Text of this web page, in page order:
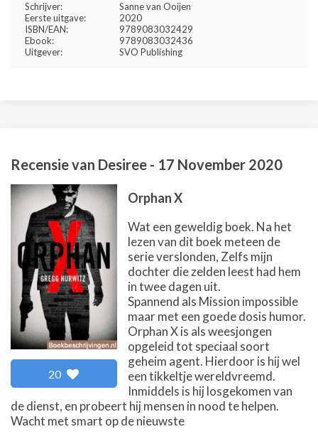
Schrijver:
Sanne van Ooijen
Eerste uitgave:
2020
ISBN/EAN:
9789083032429
Ebook:
9789083032436
Uitgever:
SVO Publishing
Recensie van Desiree - 17 November 2020
20
Orphan X
Wat een geweldig boek. Na het
lezen van dit boek meteen de
serie verslonden, Zelfs mijn
dochter die zelden leest had hem
in twee dagen uit.
Spannend als Mission impossible
maar met een goede dosis humor.
Orphan X is als weesjongen
opgeleid tot speciaal soort
geheim agent. Hierdoor is hij wel
een tikkeltje wereldvreemd.
Inmiddels is hij losgekomen van
de dienst, en probeert hij mensen in nood te helpen.
Wacht met smart op de nieuwste